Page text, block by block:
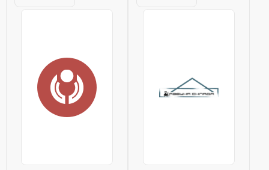
приоритетным
работающего в...
приборов и
охраны труда....